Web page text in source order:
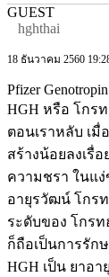
GUEST
hghthai
18 ธันวาคม 2560
Pfizer
HGH หรือ โกร
ตอนเราหลับ เมื่
สร้างน้อยลงเรื่
ความชรา ในแ
อายุรวัฒน์ โกร
ระดับของ โกร
ก็ถือเป็นการรัก
HGH เป็น ยาอ